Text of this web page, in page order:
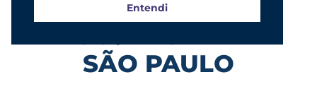
SÃO PAULO
Entendi